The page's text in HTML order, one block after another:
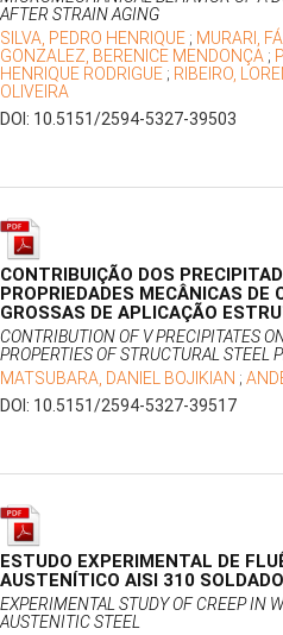
AFTER STRAIN AGING
SILVA, PEDRO HENRIQUE ; MURARI,
GONZALEZ, BERENICE MENDONÇA ;
HENRIQUE RODRIGUE ; RIBEIRO,
OLIVEIRA
DOI: 10.5151/2594-5327-39503
CONTRIBUIÇÃO DOS
PROPRIEDADES MECÂNICAS DE
GROSSAS DE APLICAÇÃO
CONTRIBUTION OF V PRECIPITATES
PROPERTIES OF STRUCTURAL STEEL
MATSUBARA, DANIEL BOJIKIAN ;
DOI: 10.5151/2594-5327-39517
ESTUDO EXPERIMENTAL DE
AUSTENÍTICO AISI 310 SOLDADO
EXPERIMENTAL STUDY OF CREEP IN
AUSTENITIC STEEL